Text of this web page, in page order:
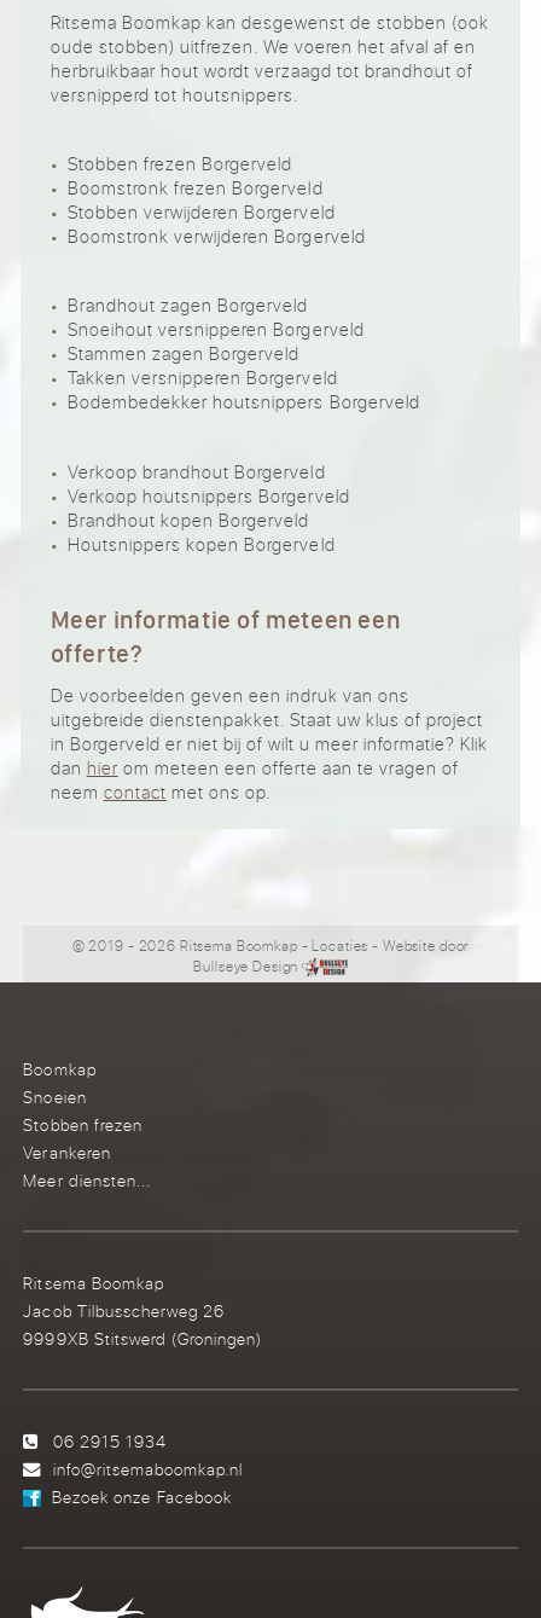
Ritsema Boomkap kan desgewenst de stobben (ook
oude stobben) uitfrezen. We voeren het afval af en
herbruikbaar hout wordt verzaagd tot brandhout of
versnipperd tot houtsnippers.
Stobben frezen Borgerveld
Boomstronk frezen Borgerveld
Stobben verwijderen Borgerveld
Boomstronk verwijderen Borgerveld
Brandhout zagen Borgerveld
Snoeihout versnipperen Borgerveld
Stammen zagen Borgerveld
Takken versnipperen Borgerveld
Bodembedekker houtsnippers Borgerveld
Verkoop brandhout Borgerveld
Verkoop houtsnippers Borgerveld
Brandhout kopen Borgerveld
Houtsnippers kopen Borgerveld
Meer informatie of meteen een
offerte?
De voorbeelden geven een indruk van ons
uitgebreide dienstenpakket. Staat uw klus of project
in Borgerveld er niet bij of wilt u meer informatie? Klik
dan hierom meteen een offerte aan te vragen of
neem contact met ons op.
© 2019 - 2026 Ritsema Boomkap -Locaties - Website door
Bullseye Design
Boomkap
Snoeien
Stobben frezen
Verankeren
Meer diensten...
Ritsema Boomkap
Jacob Tilbusscherweg 26
9999XB Stitswerd (Groningen)
06 2915 1934
info@ritsemaboomkap.nl
Bezoek onze Facebook